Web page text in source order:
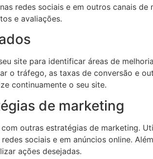
redes sociais e em outros canais de
e avaliações.
site para identificar áreas de
o tráfego, as taxas de conversão e
continuamente o seu site.
de marketing
outras estratégias de marketing.
sociais e em anúncios online.
ações desejadas.